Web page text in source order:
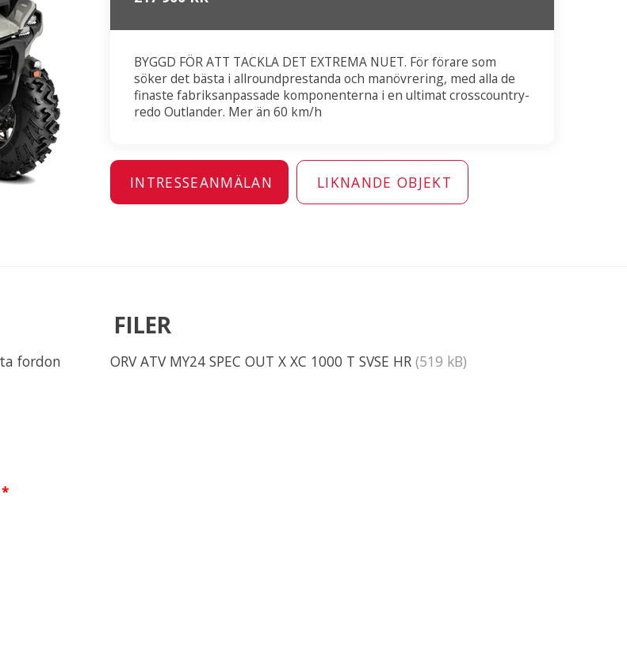
BYGGD FÖR ATT TACKLA DET EXTREMA NUET. För förare som
söker det bästa i allroundprestanda och manövrering, med alla de
finaste fabriksanpassade komponenterna i en ultimat crosscountry-
redo Outlander. Mer än 60 km/h
INTRESSEANMÄLAN LIKNANDE OBJEKT
fordon
FILER
ORV ATV MY24 SPEC OUT X XC 1000 T SVSE HR (519 kB)
*